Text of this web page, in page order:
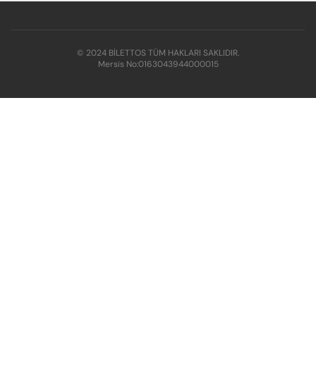
© 2024 BİLETTOS TÜM HAKLARI SAKLIDIR.
Mersis No:0163043944000015